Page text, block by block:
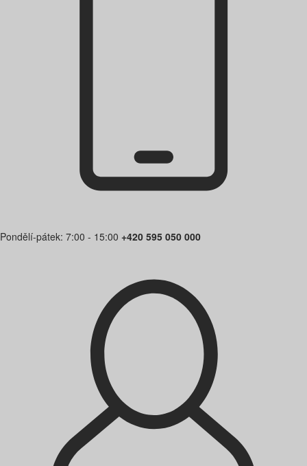
Pondělí-pátek: 7:00 - 15:00 +420 595 050 000